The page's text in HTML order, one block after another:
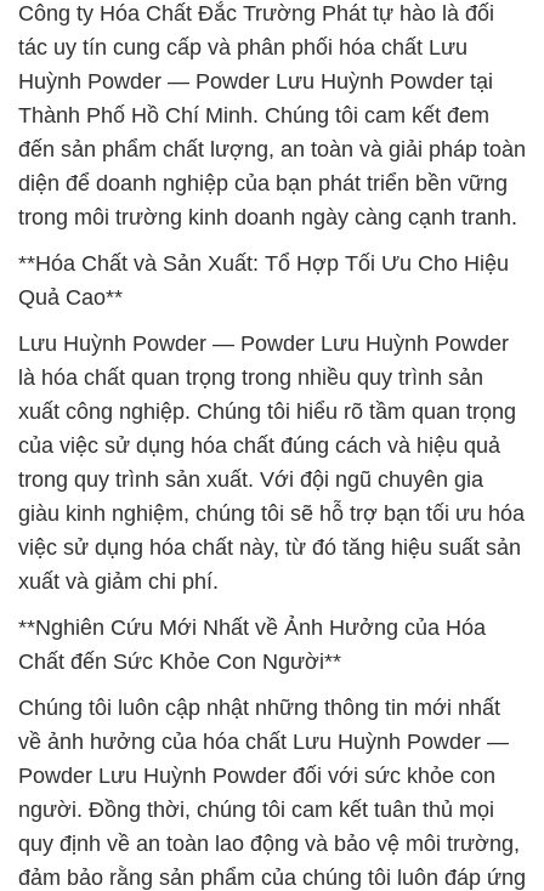
Công ty Hóa Chất Đắc Trường Phát tự hào là đối
tác uy tín cung cấp và phân phối hóa chất Lưu
Huỳnh Powder — Powder Lưu Huỳnh Powder tại
Thành Phố Hồ Chí Minh. Chúng tôi cam kết đem
đến sản phẩm chất lượng, an toàn và giải pháp toàn
diện để doanh nghiệp của bạn phát triển bền vững
trong môi trường kinh doanh ngày càng cạnh tranh.
**Hóa Chất và Sản Xuất: Tổ Hợp Tối Ưu Cho Hiệu
Quả Cao**
Lưu Huỳnh Powder — Powder Lưu Huỳnh Powder
là hóa chất quan trọng trong nhiều quy trình sản
xuất công nghiệp. Chúng tôi hiểu rõ tầm quan trọng
của việc sử dụng hóa chất đúng cách và hiệu quả
trong quy trình sản xuất. Với đội ngũ chuyên gia
giàu kinh nghiệm, chúng tôi sẽ hỗ trợ bạn tối ưu hóa
việc sử dụng hóa chất này, từ đó tăng hiệu suất sản
xuất và giảm chi phí.
**Nghiên Cứu Mới Nhất về Ảnh Hưởng của Hóa
Chất đến Sức Khỏe Con Người**
Chúng tôi luôn cập nhật những thông tin mới nhất
về ảnh hưởng của hóa chất Lưu Huỳnh Powder —
Powder Lưu Huỳnh Powder đối với sức khỏe con
người. Đồng thời, chúng tôi cam kết tuân thủ mọi
quy định về an toàn lao động và bảo vệ môi trường,
đảm bảo rằng sản phẩm của chúng tôi luôn đáp ứng